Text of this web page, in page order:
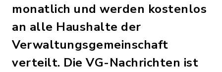
monatlich und werden kostenlos
an alle Haushalte der
Verwaltungsgemeinschaft
verteilt. Die VG-Nachrichten ist